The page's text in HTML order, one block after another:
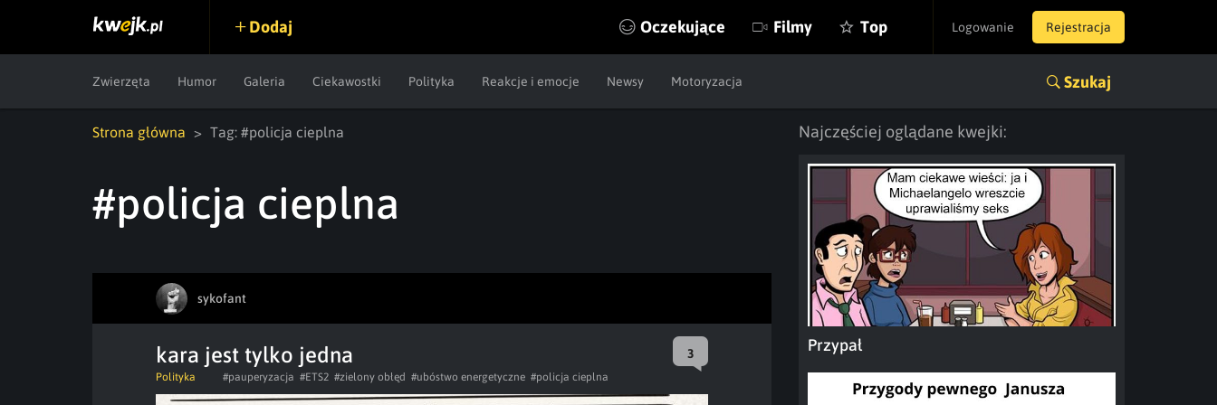
Logowanie Rejestracja
Dodaj Oczekujące Filmy Top
Zwierzęta Humor Galeria Ciekawostki Polityka Reakcje i emocje Newsy Motoryzacja Szukaj
Strona główna Tag: #policja cieplna
#policja cieplna
sykofant
kara jest tylko jedna 3
Polityka #pauperyzacja #ETS2 #zielony obłęd #ubóstwo energetyczne #policja cieplna
Najczęściej oglądane kwejki:
Przypał